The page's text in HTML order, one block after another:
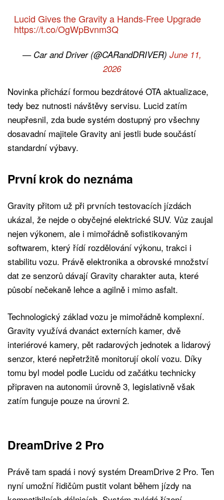
Lucid Gives the Gravity a Hands-Free Upgrade
https://t.co/OgWpBvnm3Q
— Car and Driver (@CARandDRIVER) June 11,
2026
Novinka přichází formou bezdrátové OTA aktualizace,
tedy bez nutnosti návštěvy servisu. Lucid zatím
neupřesnil, zda bude systém dostupný pro všechny
dosavadní majitele Gravity ani jestli bude součástí
standardní výbavy.
První krok do neznáma
Gravity přitom už při prvních testovacích jízdách
ukázal, že nejde o obyčejné elektrické SUV. Vůz zaujal
nejen výkonem, ale i mimořádně sofistikovaným
softwarem, který řídí rozdělování výkonu, trakci i
stabilitu vozu. Právě elektronika a obrovské množství
dat ze senzorů dávají Gravity charakter auta, které
působí nečekaně lehce a agilně i mimo asfalt.
Technologický základ vozu je mimořádně komplexní.
Gravity využívá dvanáct externích kamer, dvě
interiérové kamery, pět radarových jednotek a lidarový
senzor, které nepřetržitě monitorují okolí vozu. Díky
tomu byl model podle Lucidu od začátku technicky
připraven na autonomii úrovně 3, legislativně však
zatím funguje pouze na úrovni 2.
DreamDrive 2 Pro
Právě tam spadá i nový systém DreamDrive 2 Pro. Ten
nyní umožní řidičům pustit volant během jízdy na